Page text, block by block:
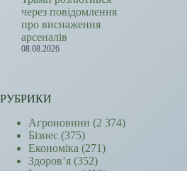
через повідомлення
про виснаження
арсеналів
08.08.2026
РУБРИКИ
Агроновини (2 374)
Бізнес (375)
Економіка (271)
Здоров’я (352)